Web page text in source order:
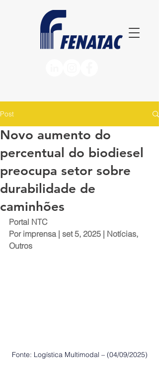
Post
Novo aumento do
percentual do biodiesel
preocupa setor sobre
durabilidade de
caminhões
Portal NTC
Por imprensa | set 5, 2025 | Notícias,
Outros
Fonte: Logística Multimodal – (04/09/2025)